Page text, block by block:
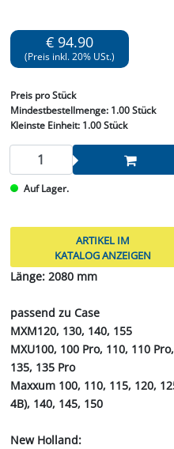
€ 94.90
(Preis inkl. 20% USt.)
Preis pro Stück
Mindestbestellmenge: 1.00 Stück
Kleinste Einheit:1.00 Stück
Auf Lager.
ARTIKEL IM
KATALOG ANZEIGEN
Länge: 2080 mm
passend zu Case
MXM120, 130, 140, 155
MXU100, 100 Pro, 110, 110
135, 135 Pro
Maxxum 100, 110, 115, 120,
4B), 140, 145, 150
New Holland: